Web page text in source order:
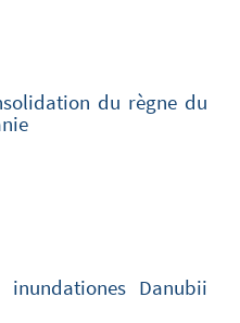
du règne du
Danubii